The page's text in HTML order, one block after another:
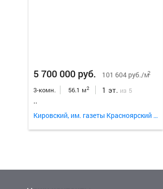
5 700 000 руб. 101 604 руб./м2
3-комн. 56.1 м2 1 эт. из 5
..
Кировский, им. газеты Красноярский Рабочий проспект 75б